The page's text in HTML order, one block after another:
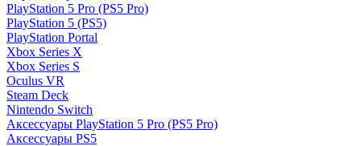
PlayStation 5 Pro (PS5 Pro)
PlayStation 5 (PS5)
PlayStation Portal
Xbox Series X
Xbox Series S
Oculus VR
Steam Deck
Nintendo Switch
Аксессуары PlayStation 5 Pro (PS5 Pro)
Аксессуары PS5